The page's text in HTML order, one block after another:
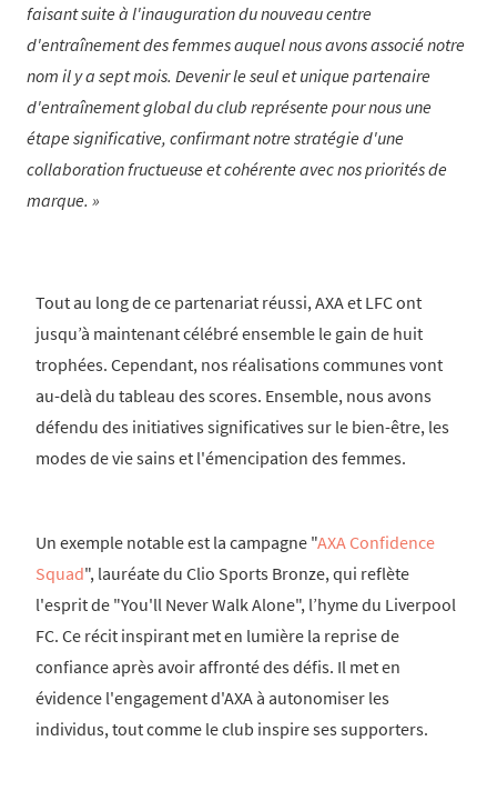
faisant suite à l'inauguration du nouveau centre
d'entraînement des femmes auquel nous avons associé notre
nom il y a sept mois. Devenir le seul et unique partenaire
d'entraînement global du club représente pour nous une
étape significative, confirmant notre stratégie d'une
collaboration fructueuse et cohérente avec nos priorités de
marque.
Tout au long de ce partenariat réussi, AXA et LFC ont
jusqu’à maintenant célébré ensemble le gain de huit
trophées. Cependant, nos réalisations communes vont
au-delà du tableau des scores. Ensemble, nous avons
défendu des initiatives significatives sur le bien-être, les
modes de vie sains et l'émencipation des femmes.
Un exemple notable est la campagne "AXA Confidence
Squad", lauréate du Clio Sports Bronze, qui reflète
l'esprit de "You'll Never Walk Alone", l’hyme du Liverpool
FC. Ce récit inspirant met en lumière la reprise de
confiance après avoir affronté des défis. Il met en
évidence l'engagement d'AXA à autonomiser les
individus, tout comme le club inspire ses supporters.